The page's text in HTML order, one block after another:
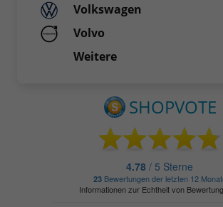
Volkswagen
Volvo
Weitere